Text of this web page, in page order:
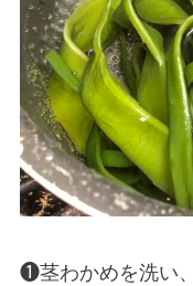
❶茎わかめを洗い